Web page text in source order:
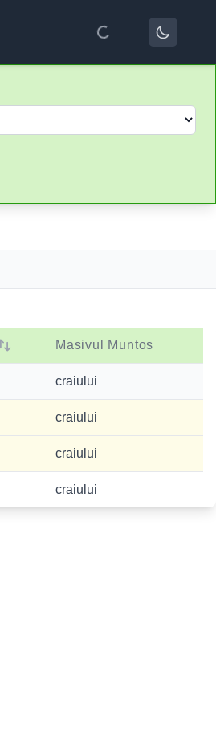
Masivul Muntos
craiului
craiului
craiului
craiului